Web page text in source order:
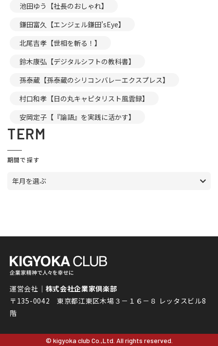
池田ゆう【社長のおしゃれ】
鎌田富久【エンジェル鎌田’sEye】
北尾吉孝【世相を斬る！】
鈴木康弘【デジタルシフトの教科書】
孫泰蔵【孫泰蔵のシリコンバレーエクスプレス】
村口和孝【日の丸キャピタリスト風雲録】
安岡定子【『論語』を実践に活かす】
TERM
期間で探す
年月を選ぶ
運営会社｜ 株式会社企業家倶楽部
〒135-0042 東京都江東区木場３－１６－８ レッタスビル8
階
© kigyoka club Co.,Ltd. All rights reserved.